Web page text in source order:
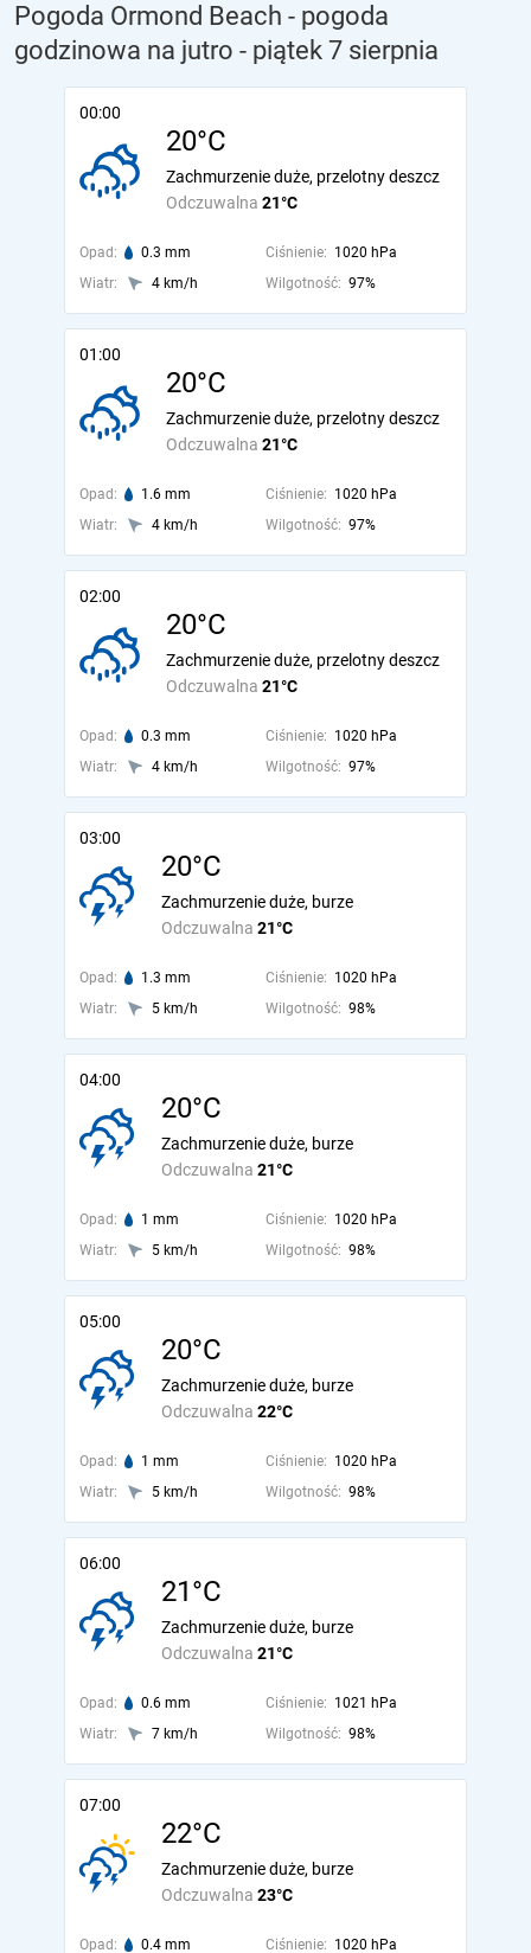
Pogoda Ormond Beach - pogoda
godzinowa na jutro - piątek 7 sierpnia
00:00
20°C
Odczuwalna 21°C
Zachmurzenie duże, przelotny deszcz
Opad: 0.3 mm Ciśnienie: 1020 hPa
Wiatr:
4 km/h Wilgotność: 97%
01:00
20°C
Odczuwalna 21°C
Zachmurzenie duże, przelotny deszcz
Opad: 1.6 mm Ciśnienie: 1020 hPa
Wiatr:
4 km/h Wilgotność: 97%
02:00
20°C
Odczuwalna 21°C
Zachmurzenie duże, przelotny deszcz
Opad: 0.3 mm Ciśnienie: 1020 hPa
Wiatr:
4 km/h Wilgotność: 97%
03:00
20°C
Odczuwalna 21°C
Zachmurzenie duże, burze
Opad: 1.3 mm Ciśnienie: 1020 hPa
Wiatr:
5 km/h Wilgotność: 98%
04:00
20°C
Odczuwalna 21°C
Zachmurzenie duże, burze
Opad: 1 mm Ciśnienie: 1020 hPa
Wiatr:
5 km/h Wilgotność: 98%
05:00
20°C
Odczuwalna 22°C
Zachmurzenie duże, burze
Opad: 1 mm Ciśnienie: 1020 hPa
Wiatr:
5 km/h Wilgotność: 98%
06:00
21°C
Odczuwalna 21°C
Zachmurzenie duże, burze
Opad: 0.6 mm Ciśnienie: 1021 hPa
Wiatr:
7 km/h Wilgotność: 98%
07:00
22°C
Odczuwalna 23°C
Zachmurzenie duże, burze
Opad: 0.4 mm Ciśnienie: 1020 hPa